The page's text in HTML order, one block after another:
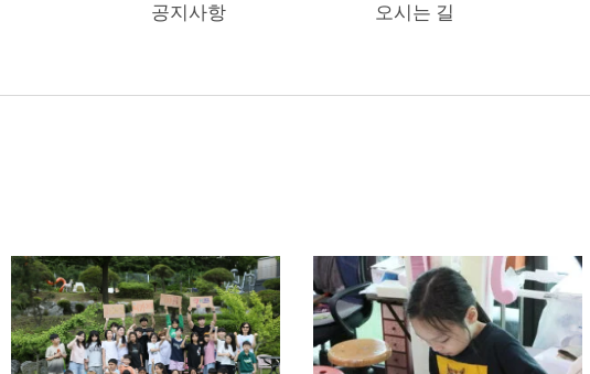
공지사항 오시는 길
PagePage